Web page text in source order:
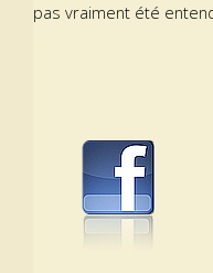
pas vraiment été